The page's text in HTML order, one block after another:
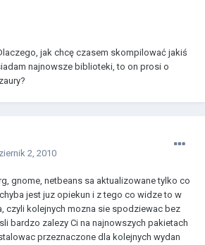
jak chcę czasem skompilować jakiś
najnowsze biblioteki, to on prosi o
2, 2010
gnome, netbeans sa aktualizowane tylko co
jest juz opiekun i z tego co widze to w
czyli kolejnych mozna sie spodziewac bez
bardzo zalezy Ci na najnowszych pakietach
przeznaczone dla kolejnych wydan